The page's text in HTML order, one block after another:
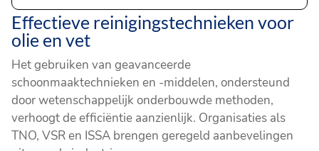
Effectieve reinigingstechnieken voor
olie en vet
Het gebruiken van geavanceerde
schoonmaaktechnieken en -middelen, ondersteund
door wetenschappelijk onderbouwde methoden,
verhoogt de efficiëntie aanzienlijk. Organisaties als
TNO, VSR en ISSA brengen geregeld aanbevelingen